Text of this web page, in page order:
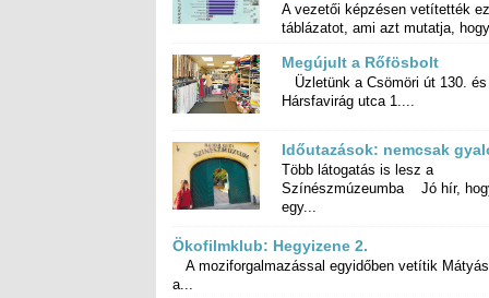
A vezetői képzésen vetítették
táblázatot, ami azt mutatja,
Megújult a Rőfösbolt
Üzletünk a Csömöri út 130.
Hársfavirág utca 1....
Időutazások: nemcsak
Több látogatás is lesz a
Színészmúzeumba Jó hír, hogy
egy...
Ökofilmklub: Hegyizene 2.
A moziforgalmazással egyidőben vetítik
a...